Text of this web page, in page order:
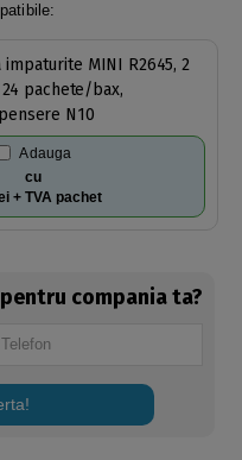
MINI R2645, 2
pachete/bax,
N10
Adauga
cu
+ TVA pachet
compania ta?